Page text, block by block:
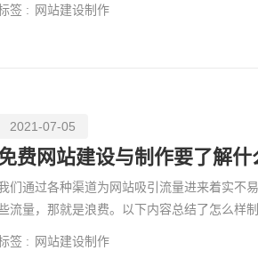
签 : 网站建设制作
2021-07-05
费网站建设与制作要了解什
们通过各种渠道为网站吸引流量进来着实不
流量，那就是浪费。以下内容总结了怎么样
签 : 网站建设制作